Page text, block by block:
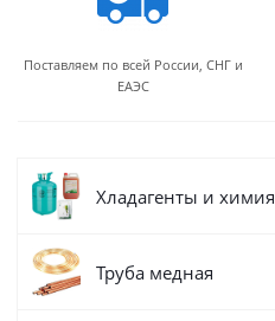
Поставляем по всей России, СНГ и
ЕАЭС
Хладагенты и химия
Труба медная